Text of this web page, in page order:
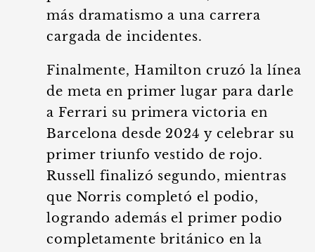
más dramatismo a una carrera
cargada de incidentes.
Finalmente, Hamilton cruzó la línea
de meta en primer lugar para darle
a Ferrari su primera victoria en
Barcelona desde 2024 y celebrar su
primer triunfo vestido de rojo.
Russell finalizó segundo, mientras
que Norris completó el podio,
logrando además el primer podio
completamente británico en la